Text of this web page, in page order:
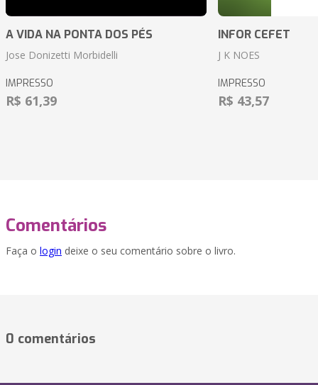
A VIDA NA PONTA DOS PÉS
Jose Donizetti Morbidelli
IMPRESSO
R$ 61,39
INFOR CEFET
J K NOES
IMPRESSO
R$ 43,57
Comentários
Faça o login deixe o seu comentário sobre o livro.
0 comentários